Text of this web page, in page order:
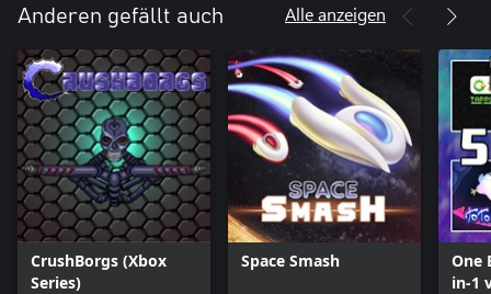
Anderen gefällt auch Alle anzeigen
CrushBorgs (Xbox
Series)
Space Smash
One
in-1